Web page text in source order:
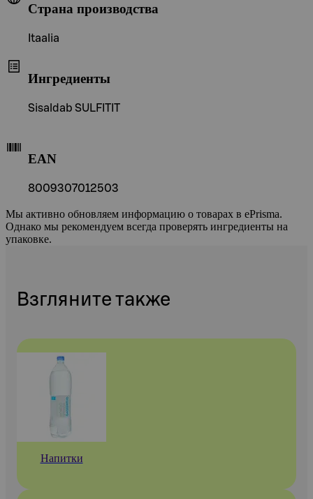
Страна производства
Itaalia
Ингредиенты
Sisaldab SULFITIT
EAN
8009307012503
Мы активно обновляем информацию о товарах в ePrisma.
Однако мы рекомендуем всегда проверять ингредиенты на
упаковке.
Взгляните также
Напитки